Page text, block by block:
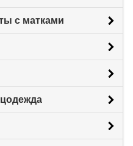
с матками